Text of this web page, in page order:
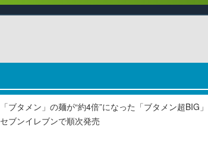
「ブタメン」の麺が“約4倍”になった「ブタメン超BIG
セブンイレブンで順次発売